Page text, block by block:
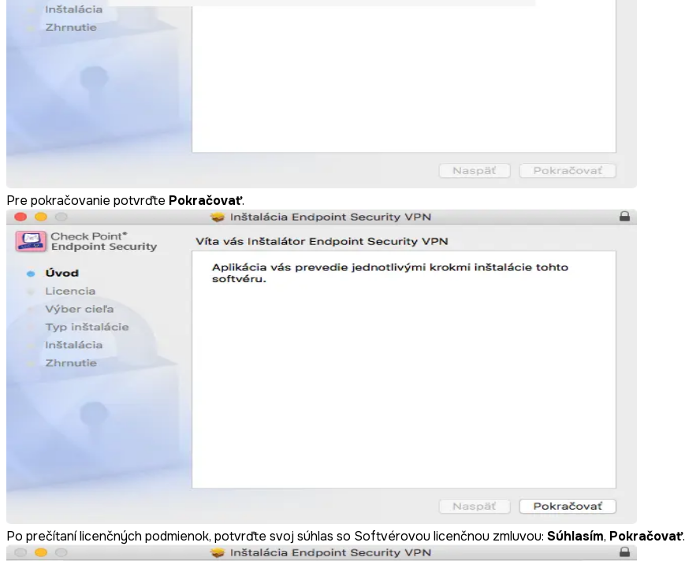
Pre pokračovanie potvrďte Pokračovať.
Po prečítaní licenčných podmienok, potvrďte svoj súhlas so Softvérovou licenčnou zmluvou: Súhlasím, Pokračovať.